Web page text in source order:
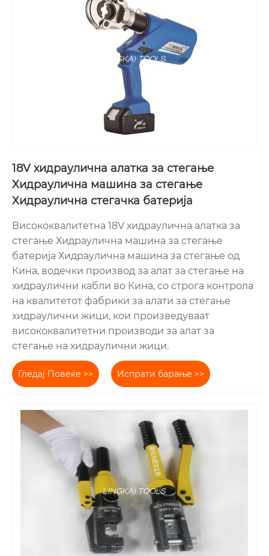
18V хидраулична алатка за стегање
Хидраулична машина за стегање
Хидраулична стегачка батерија
Висококвалитетна 18V хидраулична алатка за
стегање Хидраулична машина за стегање
батерија Хидраулична машина за стегање од
Кина, водечки производ за алат за стегање на
хидраулични кабли во Кина, со строга контрола
на квалитетот фабрики за алати за стегање
хидраулични жици, кои произведуваат
висококвалитетни производи за алат за
стегање на хидраулични жици.
Гледај Повеќе >> Испрати барање >>